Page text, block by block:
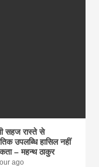
सहज रास्ते से
उपलब्धि हासिल नहीं
– महन्थ ठाकुर
ago